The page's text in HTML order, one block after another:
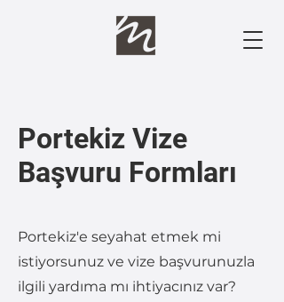
Portekiz Vize
Başvuru Formları
Portekiz'e seyahat etmek mi
istiyorsunuz ve vize başvurunuzla
ilgili yardıma mı ihtiyacınız var?